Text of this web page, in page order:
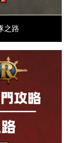
之路